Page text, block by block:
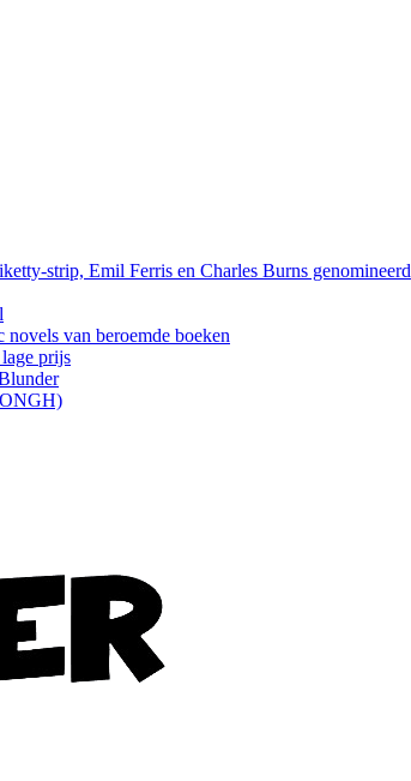
strip, Emil Ferris en Charles Burns genomineerd
van beroemde boeken
prijs